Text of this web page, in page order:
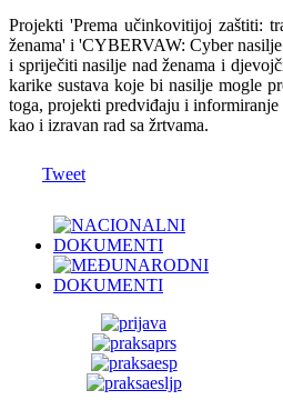
Projekti 'Prema učinkovitijoj zaštiti:
ženama' i 'CYBERVAW: Cyber
i spriječiti nasilje nad ženama i
karike sustava koje bi nasilje mogle
toga, projekti predviđaju i informiranje
kao i izravan rad sa žrtvama.
Tweet